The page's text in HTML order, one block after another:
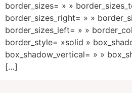
border_sizes= » »
border_sizes_right= » »
border_sizes_left= » »
border_style= »solid »
box_shadow_vertical= » »
[…]